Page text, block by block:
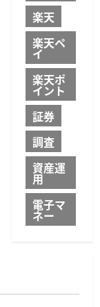
楽天
楽天ペ
イ
楽天ポ
イント
証券
調査
資産運
用
電子マ
ネー